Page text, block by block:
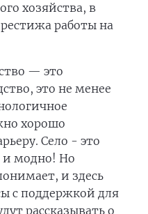
хозяйства, в
работы на
— это
это не менее
хорошо
Село - это
и модно! Но
и здесь
с поддержкой для
рассказывать о